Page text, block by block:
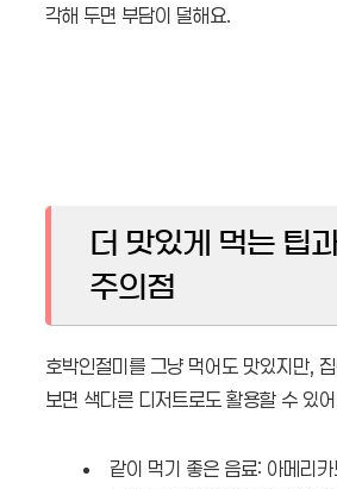
각해 두면 부담이 덜해요.
더 맛있게 먹는 팁
주의점
호박인절미를 그냥 먹어도 맛있지만,
보면 색다른 디저트로도 활용할 수 있어
같이 먹기 좋은 음료: 아메리